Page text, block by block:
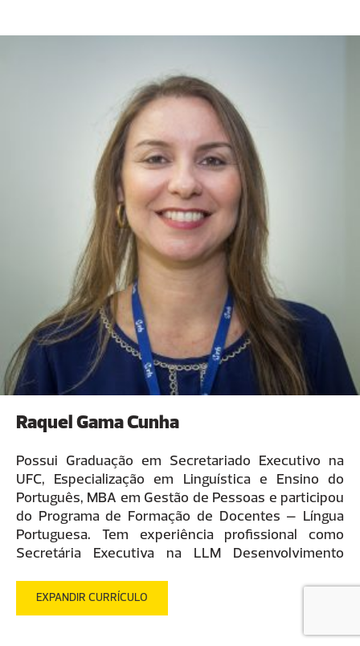
nas áreas de RH, seleção e avaliação. Sólida vivência
carreira e avaliação de perfil comportamental.
Domínio de diversas ferramentas de avaliação de
perfil (inteligência, atenção concentrada,
personalidade e Dinâmica de grupo) em empresas
de pequeno, médio e grande porte. Possui Formação
Internacional em Coaching pelo Instituto Lambert,e
Formação de Consultora de perfil comportamental
Raquel Gama Cunha
Possui Graduação em Secretariado Executivo na
UFC, Especialização em Linguística e Ensino do
Português, MBA em Gestão de Pessoas e participou
do Programa de Formação de Docentes – Língua
Portuguesa. Tem experiência profissional como
Secretária Executiva na LLM Desenvolvimento
Fortaleza. Desde 2007, ocupa o cargo de
EXPANDIR CURRÍCULO